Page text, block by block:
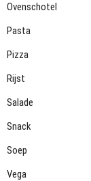
Ovenschotel
Pasta
Pizza
Rijst
Salade
Snack
Soep
Vega